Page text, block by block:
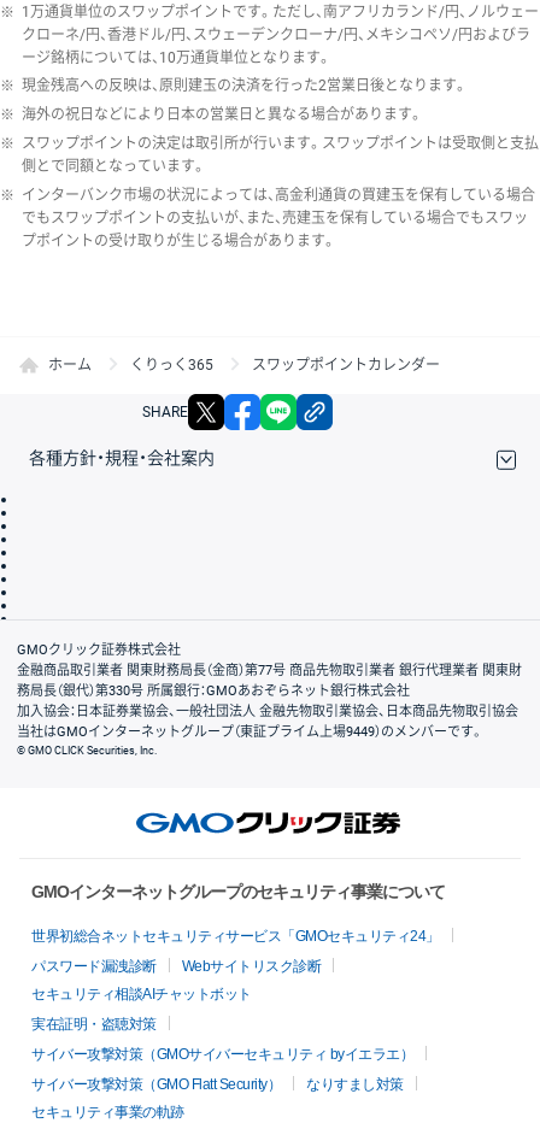
※ 1万通貨単位のスワップポイントです。ただし、南アフリカランド/円、ノルウェー
クローネ/円、香港ドル/円、スウェーデンクローナ/円、メキシコペソ/円およびラ
ージ銘柄については、10万通貨単位となります。
※ 現金残高への反映は、原則建玉の決済を行った2営業日後となります。
※ 海外の祝日などにより日本の営業日と異なる場合があります。
※ スワップポイントの決定は取引所が行います。スワップポイントは受取側と支払
側とで同額となっています。
※ インターバンク市場の状況によっては、高金利通貨の買建玉を保有している場合
でもスワップポイントの支払いが、また、売建玉を保有している場合でもスワッ
プポイントの受け取りが生じる場合があります。
ホーム くりっく365 スワップポイントカレンダー
SHARE X facebook
各種方針・規程・会社案内
会社案内
GMOクリック証券株式会社
金融商品取引業者 関東財務局長（金商）第77号 商品先物取引業者 銀行代理業者 関東財
務局長（銀代）第330号 所属銀行：GMOあおぞらネット銀行株式会社
加入協会：日本証券業協会、一般社団法人 金融先物取引業協会、日本商品先物取引協会
当社はGMOインターネットグループ（東証プライム上場9449）のメンバーです。
© GMO CLICK Securities, Inc.
GMOインターネットグループのセキュリティ事業について
世界初総合ネットセキュリティサービス「GMOセキュリティ24」
パスワード漏洩診断
Webサイトリスク診断
セキュリティ相談AIチャットボット
実在証明・盗聴対策
サイバー攻撃対策（GMOサイバーセキュリティ byイエラエ）
サイバー攻撃対策（GMO Flatt Security）
なりすまし対策
セキュリティ事業の軌跡